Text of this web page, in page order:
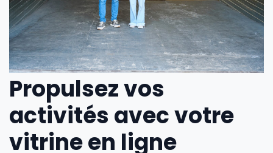
Propulsez vos
activités avec votre
vitrine en ligne